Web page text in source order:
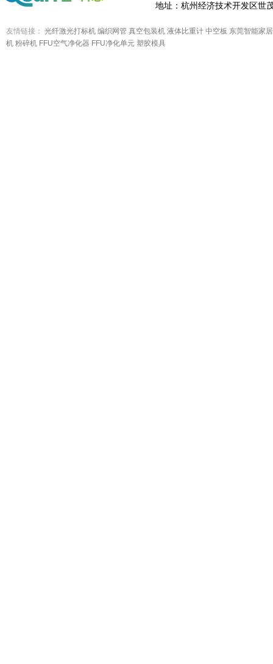
地址：杭州经济技术开发区世
友情链接： 光纤激光打标机 编织网管 真空包装机 液体比重计 中空板 东莞智能家居
机 粉碎机 FFU空气净化器 FFU净化单元 塑胶模具